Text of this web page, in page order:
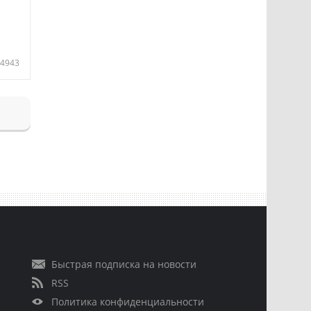
4943
Быстрая подписка на новости
RSS
Политика конфиденциальности